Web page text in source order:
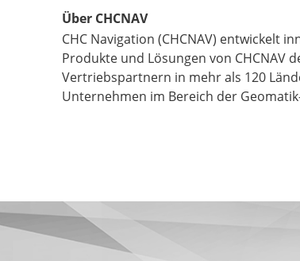
Über CHCNAV
CHC Navigation (CHCNAV) entwickelt
Produkte und Lösungen von CHCNAV
Vertriebspartnern in mehr als 120
Unternehmen im Bereich der